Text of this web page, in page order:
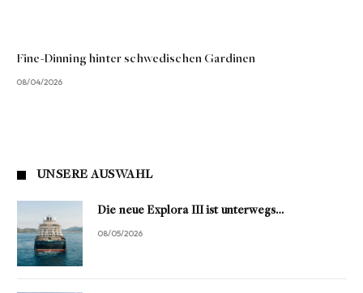
Fine-Dinning hinter schwedischen Gardinen
08/04/2026
UNSERE AUSWAHL
Die neue Explora III ist unterwegs…
08/05/2026